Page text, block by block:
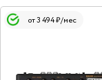
от 3 494 ₽/мес